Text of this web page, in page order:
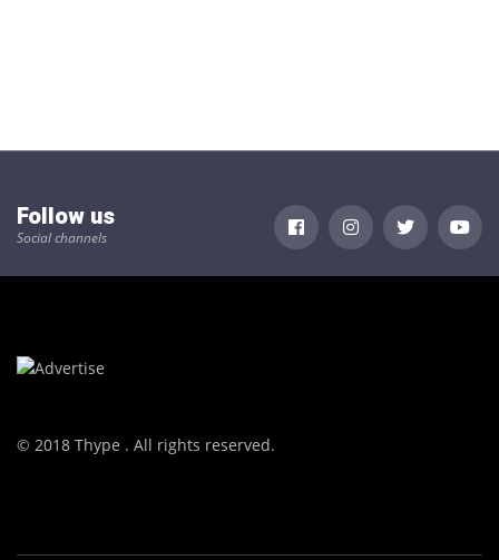
Follow us
Social channels
© 2018 Thype . All rights reserved.